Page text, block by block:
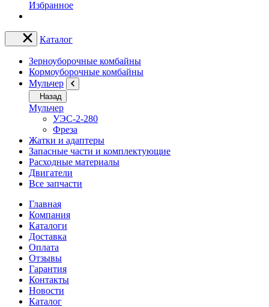
Избранное
Каталог
Зерноуборочные комбайны
Кормоуборочные комбайны
Мульчер
Назад
Мульчер
УЭС-2-280
Фреза
Жатки и адаптеры
Запасные части и комплектующие
Расходные материалы
Двигатели
Все запчасти
Главная
Компания
Каталоги
Доставка
Оплата
Отзывы
Гарантия
Контакты
Новости
Каталог